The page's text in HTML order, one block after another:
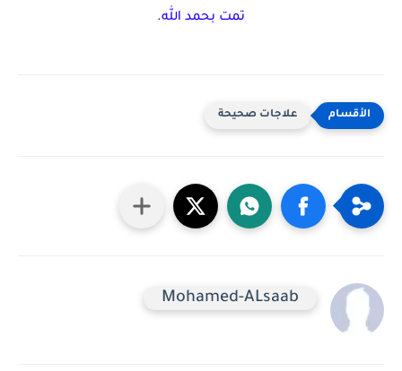
تمت بحمد الله.
علاجات صحيحة
Mohamed-ALsaab